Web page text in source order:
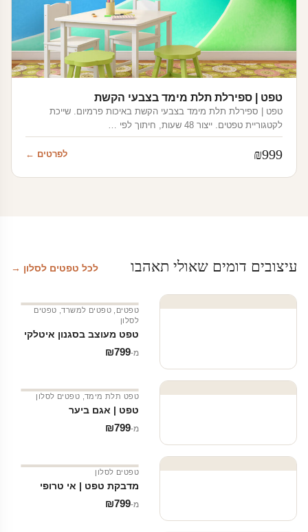
טפט | ספירלת תלת מימד בצבעי הקשת
טפט | ספירלת תלת מימד בצבעי הקשת באיכות פרמיום. שייכת
לקטגוריית טפטים. ייצור 48 שעות, חיתוך לפי …
₪999 לפרטים ←
עיצובים דומים שאולי תאהבו לכל טפטים לסלון →
טפטים טפטים למשרד, טפטים
לסלון
טפט מעוצב בסגנון איטלקי
מ‑ ₪799
טפט תלת מימד טפטים לסלון
טפט | אגם ביער
מ‑ ₪799
טפטים לסלון
מדבקת טפט | אי טרופי
מ‑ ₪799